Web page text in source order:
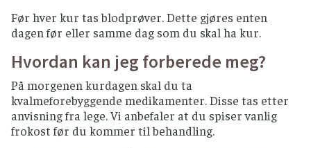
Før hver kur tas blodprøver. Dette gjøres enten
dagen før eller samme dag som du skal ha kur.
Hvordan kan jeg forberede meg?
På morgenen kurdagen skal du ta
kvalmeforebyggende medikamenter. Disse tas etter
anvisning fra lege. Vi anbefaler at du spiser vanlig
frokost før du kommer til behandling.